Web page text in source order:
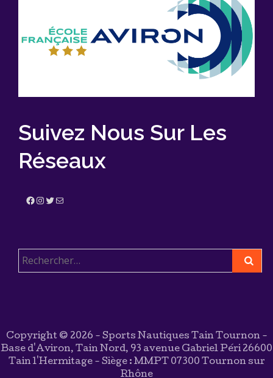
Suivez Nous Sur Les
Réseaux
Facebook InstagramTwitter E-mail
Rechercher :
Copyright © 2026 - Sports Nautiques Tain Tournon -
Base d'Aviron, Tain Nord, 93 avenue Gabriel Péri 26600
Tain l'Hermitage - Siège : MMPT 07300 Tournon sur
Rhône